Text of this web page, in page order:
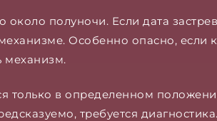
полуночи. Если дата
Особенно опасно, если
механизм.
только в определенном
требуется диагностика.